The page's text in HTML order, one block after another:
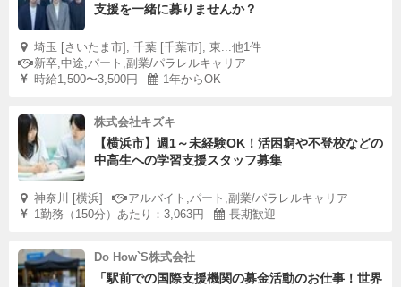
支援を一緒に募りませんか？
埼玉 [さいたま市], 千葉 [千葉市], 東...他1件
新卒,中途,パート,副業/パラレルキャリア
時給1,500〜3,500円
1年からOK
株式会社キズキ
【横浜市】週1～未経験OK！活困窮や不登校などの
中高生への学習支援スタッフ募集
神奈川 [横浜]
アルバイト,パート,副業/パラレルキャリア
1勤務（150分）あたり：3,063円
長期歓迎
Do How`S株式会社
「駅前での国際支援機関の募金活動のお仕事！世界